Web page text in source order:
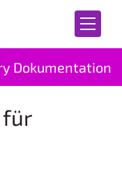
Dokumentation